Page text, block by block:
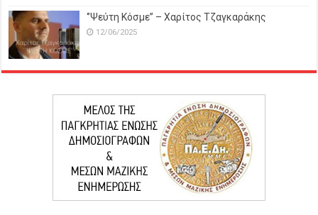
‘’Ψεύτη Κόσμε’’ – Χαρίτος Τζαγκαράκης
12/06/2025